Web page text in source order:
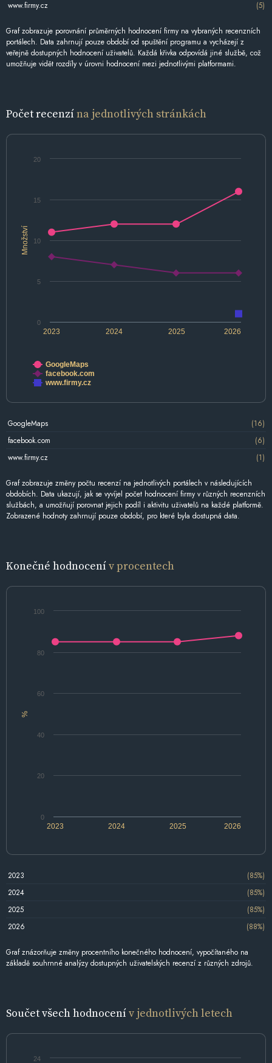
www.firmy.cz (5)
Graf zobrazuje porovnání průměrných hodnocení firmy na vybraných recenzních
portálech. Data zahrnují pouze období od spuštění programu a vycházejí z
veřejně dostupných hodnocení uživatelů. Každá křivka odpovídá jiné službě, což
umožňuje vidět rozdíly v úrovni hodnocení mezi jednotlivými platformami.
Počet recenzína jednotlivých stránkách
Množství
2024 2026
2023 2025
0
5
10
15
20
GoogleMaps
facebook.com
www.firmy.cz
GoogleMaps
(16)
facebook.com
(6)
www.firmy.cz
(1)
Graf zobrazuje změny počtu recenzí na jednotlivých portálech v následujících
obdobích. Data ukazují, jak se vyvíjel počet hodnocení firmy v různých recenzních
službách, a umožňují porovnat jejich podíl i aktivitu uživatelů na každé platformě.
Zobrazené hodnoty zahrnují pouze období, pro které byla dostupná data.
Konečné hodnocenív procentech
%
2024 2026
2023 2025
0
20
40
60
80
100
2023
(85%)
2024
(85%)
2025
(85%)
2026
(88%)
Graf znázorňuje změny procentního konečného hodnocení, vypočítaného na
základě souhrnné analýzy dostupných uživatelských recenzí z různých zdrojů.
Součet všech hodnocenív jednotlivých letech
24